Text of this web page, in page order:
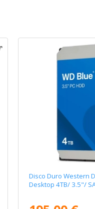
Disco Duro Western
Desktop 4TB/ 3.5"/